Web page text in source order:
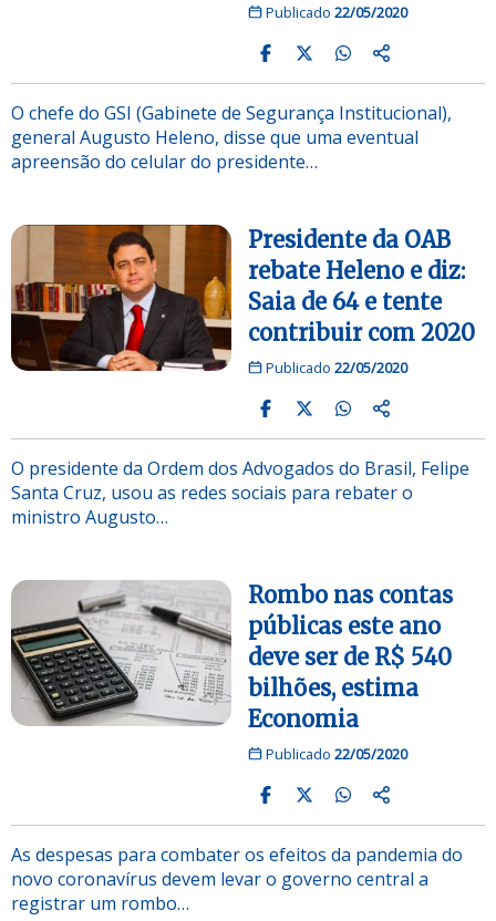
Publicado 22/05/2020
O chefe do GSI (Gabinete de Segurança Institucional),
general Augusto Heleno, disse que uma eventual
apreensão do celular do presidente…
Presidente da OAB
rebate Heleno e diz:
Saia de 64 e tente
contribuir com 2020
Publicado 22/05/2020
O presidente da Ordem dos Advogados do Brasil, Felipe
Santa Cruz, usou as redes sociais para rebater o
ministro Augusto…
Rombo nas contas
públicas este ano
deve ser de R$ 540
bilhões, estima
Economia
Publicado 22/05/2020
As despesas para combater os efeitos da pandemia do
novo coronavírus devem levar o governo central a
registrar um rombo…